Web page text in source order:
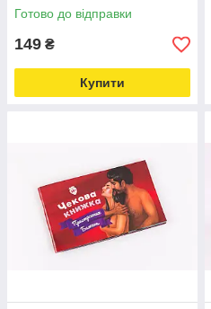
Готово до відправки
149 ₴
Купити